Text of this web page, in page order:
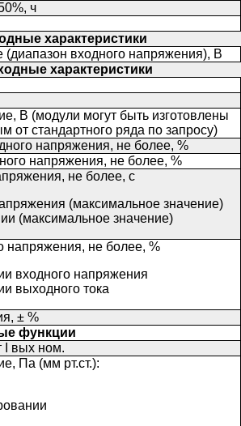
ч
характеристики
входного напряжения), В
характеристики
В (модули могут быть изготовлены
стандартного ряда по запросу)
напряжения, не более, %
напряжения, не более, %
не более, с
(максимальное значение)
(максимальное значение)
напряжения, не более, %
входного напряжения
выходного тока
± %
функции
I вых ном.
Па (мм рт.ст.):